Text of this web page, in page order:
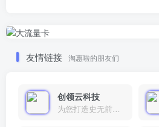
友情链接 淘惠啦的朋友们
创领云科技
为您打造史无前例的应用产品带您认识新时代产品的创新